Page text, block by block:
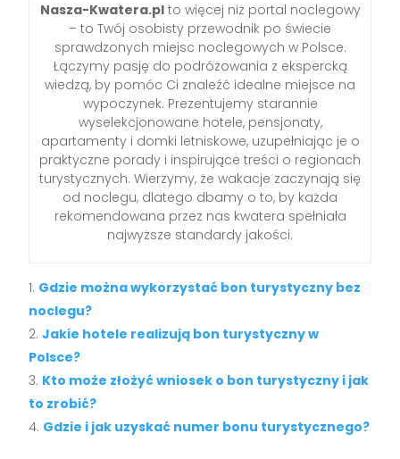
Nasza-Kwatera.plto więcej niż portal noclegowy
– to Twój osobisty przewodnik po świecie
sprawdzonych miejsc noclegowych w Polsce.
Łączymy pasję do podróżowania z ekspercką
wiedzą, by pomóc Ci znaleźć idealne miejsce na
wypoczynek. Prezentujemy starannie
wyselekcjonowane hotele, pensjonaty,
apartamenty i domki letniskowe, uzupełniając je o
praktyczne porady i inspirujące treści o regionach
turystycznych. Wierzymy, że wakacje zaczynają się
od noclegu, dlatego dbamy o to, by każda
rekomendowana przez nas kwatera spełniała
najwyższe standardy jakości.
Gdzie można wykorzystać bon turystyczny bez
noclegu?
Jakie hotele realizują bon turystyczny w
Polsce?
Kto może złożyć wniosek o bon turystyczny i jak
to zrobić?
Gdzie i jak uzyskać numer bonu turystycznego?